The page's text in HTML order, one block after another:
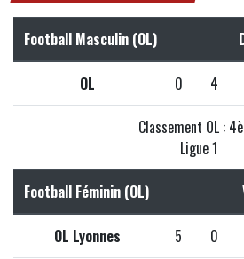
Football Masculin (OL)
OL 0 4
Classement OL :
Ligue 1
Football Féminin (OL)
OL Lyonnes 5 0